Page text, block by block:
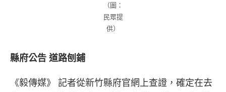
（圖：
民眾提
供）
縣府公告 道路刨鋪
《毅傳媒》 記者從新竹縣府官網上查證，確定在去